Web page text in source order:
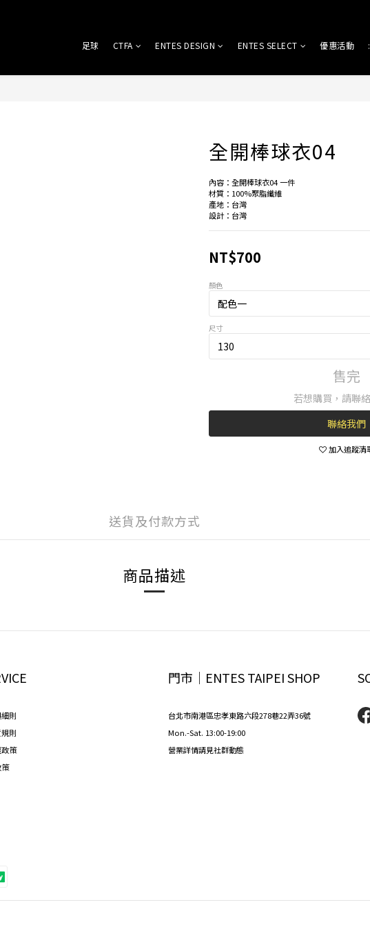
足球 CTFA ENTES DESIGN ENTES SELECT 優惠活動
全開棒球衣04
內容：全開棒球衣04 一件
材質：100%聚脂纖維
產地：台灣
設計：台灣
NT$700
顏色
尺寸
售完
若想購買，請聯
聯絡我們
加入追蹤清
送貨及付款方式
商品描述
則
則
策
門市│ENTES TAIPEI SHOP
台北市南港區忠孝東路六段278巷22弄36號
Mon.-Sat. 13:00-19:00
營業詳情請見社群動態